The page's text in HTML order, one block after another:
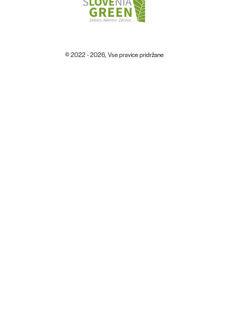
© 2022 - 2026, Vse pravice pridržane